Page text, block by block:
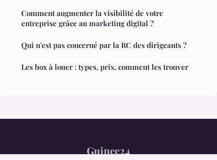
Comment augmenter la visibilité de votre
entreprise grâce au marketing digital ?
Qui n'est pas concerné par la RC des dirigeants ?
Les box à louer : types, prix, comment les trouver
Guinee24